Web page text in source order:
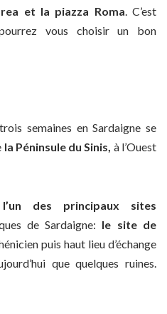
et la piazza Roma. C’est
vous choisir un bon
semaines en Sardaigne se
la Péninsule du Sinis, à l’Ouest
l’un des principaux sites
de Sardaigne: le site de
puis haut lieu d’échange
que quelques ruines.